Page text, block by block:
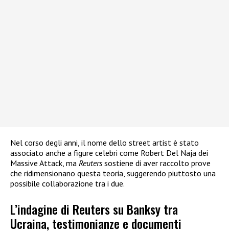
Nel corso degli anni, il nome dello street artist è stato
associato anche a figure celebri come Robert Del Naja dei
Massive Attack, ma Reuterssostiene di aver raccolto prove
che ridimensionano questa teoria, suggerendo piuttosto una
possibile collaborazione tra i due.
L’indagine di Reuters su Banksy tra
Ucraina, testimonianze e documenti